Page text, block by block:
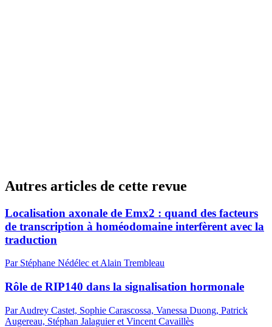
Autres articles de cette revue
Localisation axonale de Emx2 : quand des facteurs
de transcription à homéodomaine interfèrent avec la
traduction
Par Stéphane Nédélec et Alain Trembleau
Rôle de RIP140 dans la signalisation hormonale
Par Audrey Castet, Sophie Carascossa, Vanessa Duong, Patrick
Augereau, Stéphan Jalaguier et Vincent Cavaillès